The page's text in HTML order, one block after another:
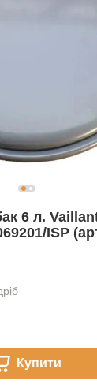
6 л.
ISP
Купити